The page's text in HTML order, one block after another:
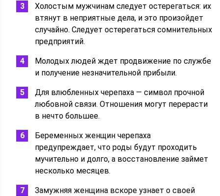
Холостым мужчинам следует остерегаться: их
втянут в неприятные дела, и это произойдет
случайно. Следует остерегаться сомнительных
предприятий.
Молодых людей ждет продвижение по службе
и получение незначительной прибыли.
Для влюбленных черепаха — символ прочной
любовной связи. Отношения могут перерасти
в нечто большее.
Беременных женщин черепаха
предупреждает, что роды будут проходить
мучительно и долго, а восстановление займет
несколько месяцев.
Замужняя женщина вскоре узнает о своей